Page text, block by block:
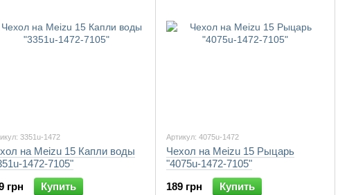
3351u-1472
на Meizu 15 Капли воды
1472-7105"
грн
Купить
Артикул: 4075u-1472
Чехол на Meizu 15 Рыцарь
"4075u-1472-7105"
189 грн
Купить